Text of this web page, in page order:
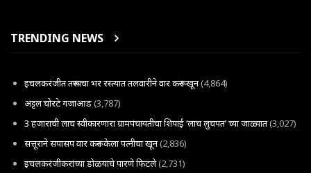
TRENDING NEWS
इचलकरंजीत तरूणाचा भर रस्त्यात तलवारीने वार करून खून(4,864)
अट्टल चोरटे गजाआड(3,787)
3 हजाराची लाच स्वीकारणारा ग्रामपंचायतीचा शिपाई ‘लाच लुचपत’ च्या जाळ्यात(3,027)
सत्तूराने सपासप वार करून केला पत्नीचा खून(2,836)
इचलकरंजीकरांच्या डोळयाचे पारणे फिटले(2,731)